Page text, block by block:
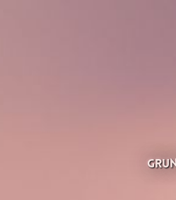
Thesilée –